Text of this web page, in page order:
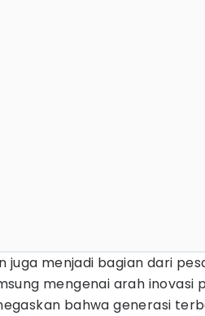
juga menjadi bagian dari
mengenai arah inovasi
bahwa generasi